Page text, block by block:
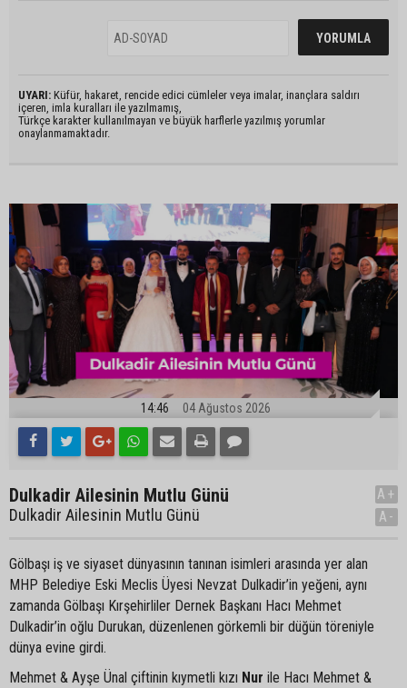
UYARI: Küfür, hakaret, rencide edici cümleler veya imalar, inançlara saldırı
içeren, imla kuralları ile yazılmamış,
Türkçe karakter kullanılmayan ve büyük harflerle yazılmış yorumlar
onaylanmamaktadır.
14:46 04 Ağustos 2026
Dulkadir Ailesinin Mutlu Günü
Dulkadir Ailesinin Mutlu Günü
A+
A-
Gölbaşı iş ve siyaset dünyasının tanınan isimleri arasında yer alan
MHP Belediye Eski Meclis Üyesi Nevzat Dulkadir’in yeğeni, aynı
zamanda Gölbaşı Kırşehirliler Dernek Başkanı Hacı Mehmet
Dulkadir’in oğlu Durukan, düzenlenen görkemli bir düğün töreniyle
dünya evine girdi.
Mehmet & Ayşe Ünal çiftinin kıymetli kızı Nur ile Hacı Mehmet &